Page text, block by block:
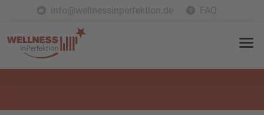
info@wellnessinperfektion.de FAQ